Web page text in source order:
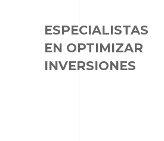
ESPECIALISTAS
EN OPTIMIZAR
INVERSIONES